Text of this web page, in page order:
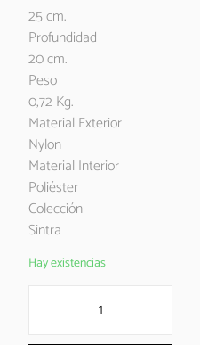
25 cm.
Profundidad
20 cm.
Peso
0,72 Kg.
Material Exterior
Nylon
Material Interior
Poliéster
Colección
Sintra
Hay existencias